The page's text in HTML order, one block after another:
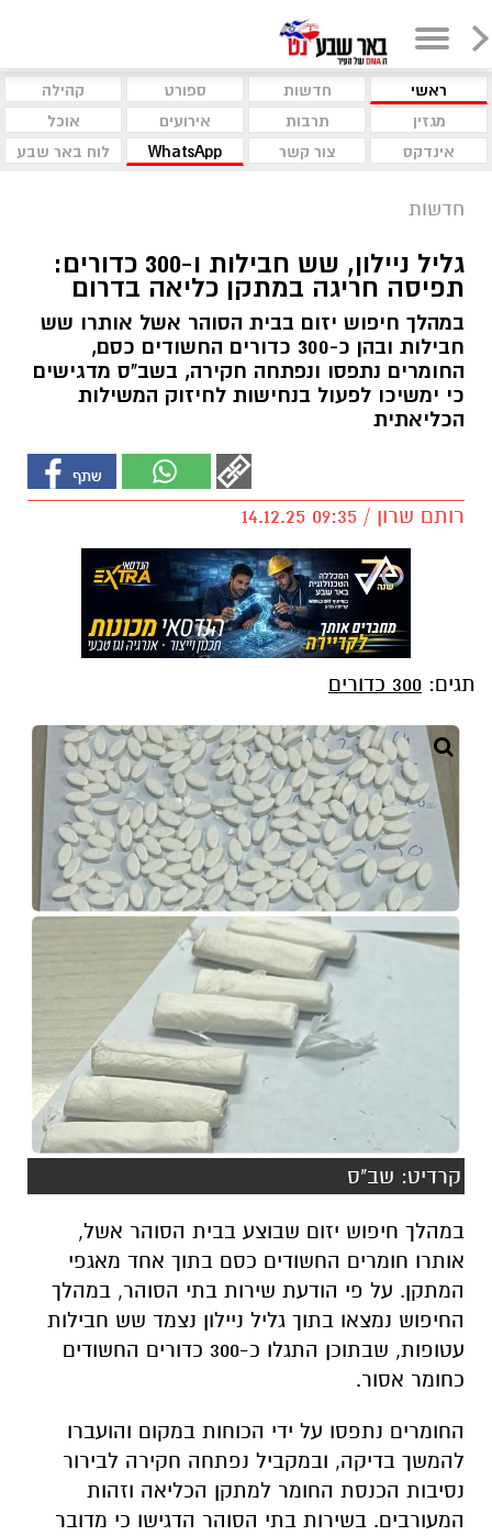
ראשי חדשות ספורט
קהילה
מגזין
תרבות אירועים
אוכל
אינדקס
צור קשר WhatsApp לוח באר שבע
חדשות
גליל ניילון, שש חבילות ו-300 כדורים:
תפיסה חריגה במתקן כליאה בדרום
במהלך חיפוש יזום בבית הסוהר אשל אותרו שש
חבילות ובהן כ-300 כדורים החשודים כסם,
החומרים נתפסו ונפתחה חקירה, בשב"ס מדגישים
כי ימשיכו לפעול בנחישות לחיזוק המשילות
הכליאתית
רותם שרון / 09:35 14.12.25
תגים: 300 כדורים
קרדיט: שב"ס
במהלך חיפוש יזום שבוצע בבית הסוהר אשל,
אותרו חומרים החשודים כסם בתוך אחד מאגפי
המתקן. על פי הודעת שירות בתי הסוהר, במהלך
החיפוש נמצאו בתוך גליל ניילון נצמד שש חבילות
עטופות, שבתוכן התגלו כ-300 כדורים החשודים
כחומר אסור.
החומרים נתפסו על ידי הכוחות במקום והועברו
להמשך בדיקה, ובמקביל נפתחה חקירה לבירור
נסיבות הכנסת החומר למתקן הכליאה וזהות
המעורבים. בשירות בתי הסוהר הדגישו כי מדובר